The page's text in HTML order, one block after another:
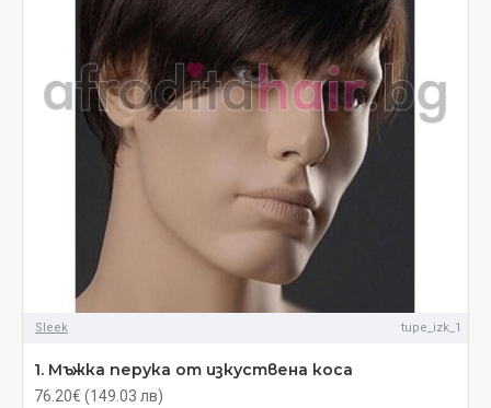
Sleek tupe_izk_1
1. Мъжка перука от изкуствена коса
76.20€ (149.03 лв)